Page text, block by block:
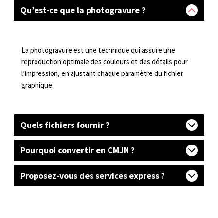
Qu’est-ce que la photogravure ?
La photogravure est une technique qui assure une
reproduction optimale des couleurs et des détails pour
l’impression, en ajustant chaque paramètre du fichier
graphique.
Quels fichiers fournir ?
Pourquoi convertir en CMJN ?
Proposez-vous des services express ?